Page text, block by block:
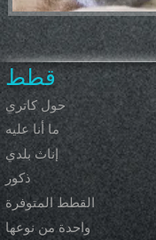
قطط
حول كاتري
إناث بلدي
ذكور
القطط المتوفرة
ما أنا عليه
واحدة من نوعها